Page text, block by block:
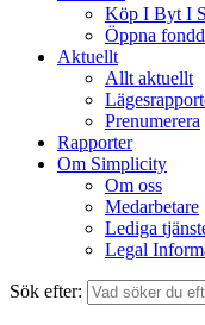
Köp I Byt I
Öppna
Aktuellt
Allt aktuellt
Prenumerera
Rapporter
Om Simplicity
Om oss
Medarbetare
Lediga
Legal
Sök efter: